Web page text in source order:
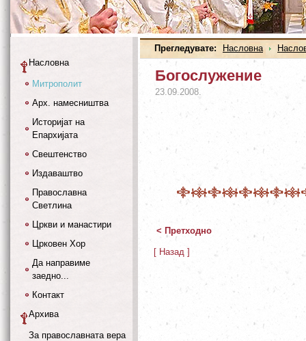
Прегледувате: Насловна
Богослужение
23.09.2008.
< Претходно
[ Назад ]
Насловна
Митрополит
Арх. намесништва
Историјат на
Епархијата
Свештенство
Издаваштво
Православна
Светлина
Цркви и манастири
Црковен Хор
Да направиме
заедно...
Контакт
Архива
За православната вера